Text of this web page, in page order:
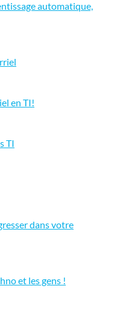
automatique,
en TI!
TI
dans votre
et les gens !